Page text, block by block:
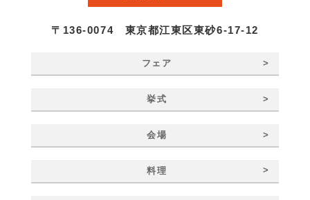
〒136-0074 東京都江東区東砂6-17-12
フェア >
挙式 >
会場 >
料理 >